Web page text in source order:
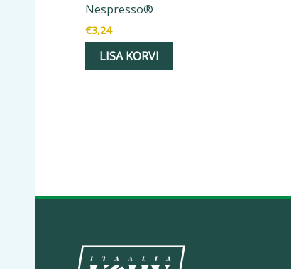
Nespresso®
€3,24
LISA KORVI